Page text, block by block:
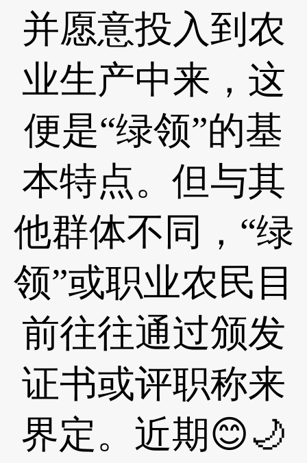
并愿意投入到农
业生产中来，这
便是“绿领”的基
本特点。但与其
他群体不同，“绿
领”或职业农民目
前往往通过颁发
证书或评职称来
界定。近期😊🌙